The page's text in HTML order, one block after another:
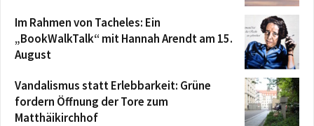
Im Rahmen von Tacheles: Ein
„BookWalkTalk“ mit Hannah Arendt am 15.
August
Vandalismus statt Erlebbarkeit: Grüne
fordern Öffnung der Tore zum
Matthäikirchhof